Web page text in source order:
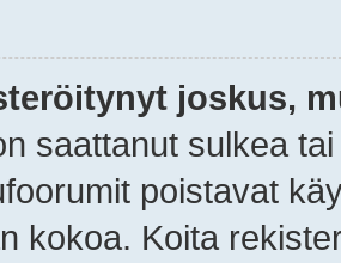
joskus,
saattanut sulkea
poistavat
kokoa. Koita